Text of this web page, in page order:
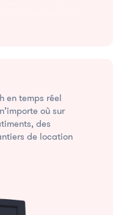
en temps réel
où sur
des
de location